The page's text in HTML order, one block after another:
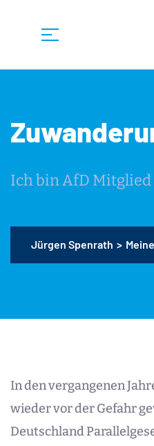
Ich bin AfD
Jürgen Spenrath >
In den vergangenen
wieder vor der Gefahr
Deutschland